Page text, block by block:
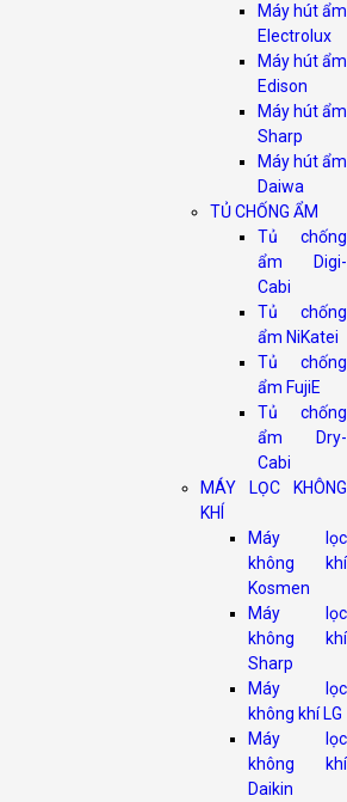
Máy hút ẩm
Electrolux
Máy hút ẩm
Edison
Máy hút ẩm
Sharp
Máy hút ẩm
Daiwa
TỦ CHỐNG ẨM
Tủ chống
ẩm Digi-
Cabi
Tủ chống
ẩm NiKatei
Tủ chống
ẩm FujiE
Tủ chống
ẩm Dry-
Cabi
MÁY LỌC KHÔNG
KHÍ
Máy lọc
không khí
Kosmen
Máy lọc
không khí
Sharp
Máy lọc
không khí LG
Máy lọc
không khí
Daikin